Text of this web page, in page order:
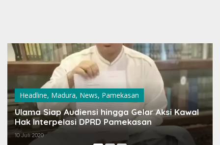
Budaya & Wisata, Headline Madura Pemerintahan,
Sumenep
Batik On The Sea 2019, Pemkab Sumenep
Gelar Lomba Fashion
23 Juli 2019